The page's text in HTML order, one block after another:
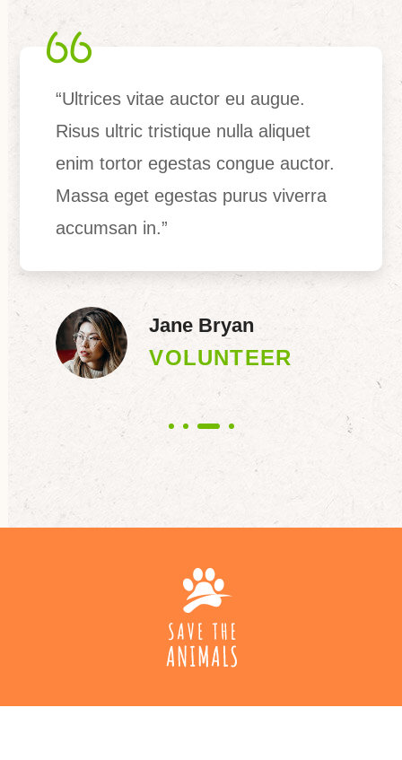
“Ultrices vitae auctor eu augue.
Risus ultric tristique nulla aliquet
enim tortor egestas congue auctor.
Massa eget egestas purus viverra
accumsan in.”
Jane Bryan
VOLUNTEER